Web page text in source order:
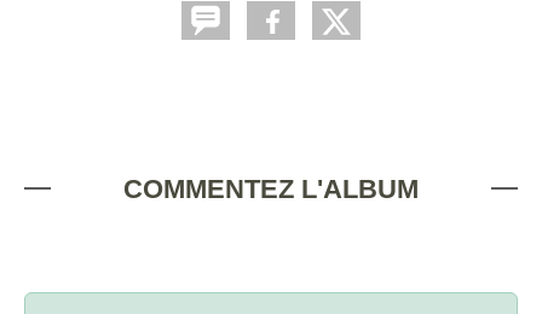
COMMENTEZ L'ALBUM